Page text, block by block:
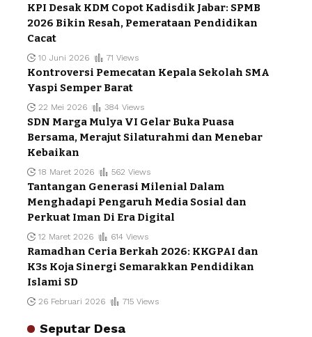
KPI Desak KDM Copot Kadisdik Jabar: SPMB
2026 Bikin Resah, Pemerataan Pendidikan
Cacat
10 Juni 2026 71 Views
Kontroversi Pemecatan Kepala Sekolah SMA
Yaspi Semper Barat
22 Mei 2026 384 Views
SDN Marga Mulya VI Gelar Buka Puasa
Bersama, Merajut Silaturahmi dan Menebar
Kebaikan
18 Maret 2026 562 Views
Tantangan Generasi Milenial Dalam
Menghadapi Pengaruh Media Sosial dan
Perkuat Iman Di Era Digital
12 Maret 2026 614 Views
Ramadhan Ceria Berkah 2026: KKGPAI dan
K3s Koja Sinergi Semarakkan Pendidikan
Islami SD
26 Februari 2026 715 Views
Seputar Desa